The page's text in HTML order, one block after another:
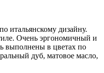
итальянскому дизайну.
Очень эргономичный и
выполнены в цветах по
дуб, матовое масло,